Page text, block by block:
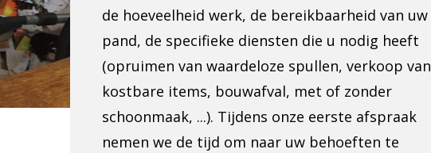
de hoeveelheid werk, de bereikbaarheid van uw
pand, de specifieke diensten die u nodig heeft
(opruimen van waardeloze spullen, verkoop van
kostbare items, bouwafval, met of zonder
schoonmaak, ...). Tijdens onze eerste afspraak
nemen we de tijd om naar uw behoeften te